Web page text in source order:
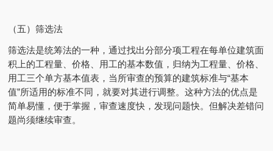
（五）筛选法
筛选法是统筹法的一种，通过找出分部分项工程在每单位建筑面
积上的工程量、价格、用工的基本数值，归纳为工程量、价格、
用工三个单方基本值表，当所审查的预算的建筑标准与“基本
值”所适用的标准不同，就要对其进行调整。这种方法的优点是
简单易懂，便于掌握，审查速度快，发现问题快。但解决差错问
题尚须继续审查。